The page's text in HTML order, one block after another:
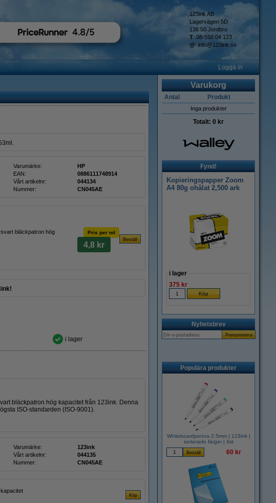
123ink AB
Lagervägen 5D
136 50 Jordbro
T: 08-550 04 123
@: info@123ink.se
Logga in
Varumärke:
HP
EAN:
0886111748914
Vårt artikelnr:
044134
Nummer: CN045AE
bläckpatron hög
Pris per ml
4,8 kr
i lager
bläckpatron hög kapacitet från 123ink. Denna
ISO-standarden (ISO-9001).
Varumärke:
123ink
Vårt artikelnr:
044135
Nummer: CN045AE
Varukorg
Antal Produkt
Inga produkter
Totalt: 0 kr
Fynd!
Kopieringspapper Zoom
A4 80g ohålat 2,500 ark
i lager
375 kr
Nyhetsbrev
Populära produkter
Whiteboardpenna 2.5mm | 123ink |
sorterade färger | 4st
60 kr